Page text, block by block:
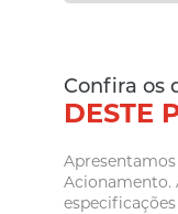
Confira os
DESTE
Acionamento.